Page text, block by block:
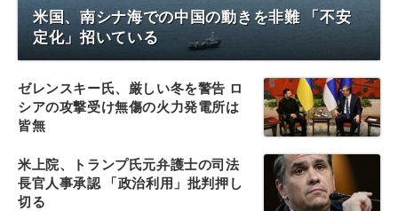
米国、南シナ海での中国の動きを非難 「不安
定化」招いている
ゼレンスキー氏、厳しい冬を警告 ロ
シアの攻撃受け無傷の火力発電所は
皆無
米上院、トランプ氏元弁護士の司法
長官人事承認 「政治利用」批判押し
切る